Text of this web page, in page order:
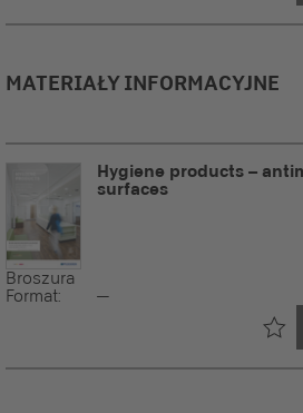
MATERIAŁY INFORMACYJNE
Hygiene products –
surfaces
Broszura
Format:
--